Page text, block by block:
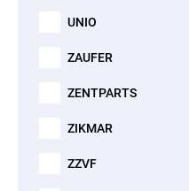
UNIO
ZAUFER
ZENTPARTS
ZIKMAR
ZZVF